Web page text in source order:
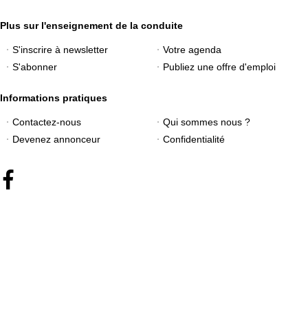
Plus sur l'enseignement de la conduite
S'inscrire à newsletter
Votre agenda
S'abonner
Publiez une offre d'emploi
Informations pratiques
Contactez-nous
Qui sommes nous ?
Devenez annonceur
Confidentialité